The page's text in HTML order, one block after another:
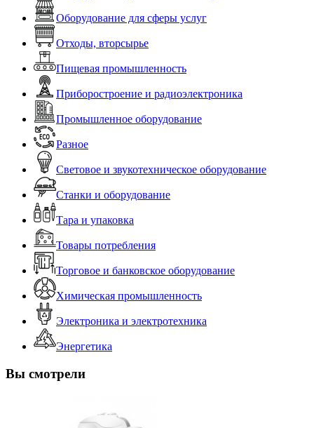
Оборудование для сферы услуг
Отходы, вторсырье
Пищевая промышленность
Приборостроение и радиоэлектроника
Промышленное оборудование
Разное
Световое и звукотехническое оборудование
Станки и оборудование
Тара и упаковка
Товары потребления
Торговое и банковское оборудование
Химическая промышленность
Электроника и электротехника
Энергетика
Вы смотрели